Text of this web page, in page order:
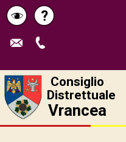
Schimbă
contrastul
Pagina
de
?
Consiglio
Distrettuale
Vrancea